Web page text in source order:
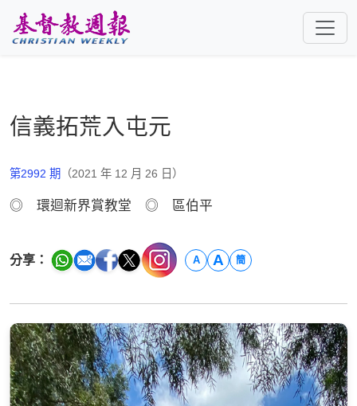
信義拓荒入屯元
第2992 期 （2021 年 12 月 26 日）
◎ 環迴新界賞教堂 ◎ 區伯平
分享： A A 簡